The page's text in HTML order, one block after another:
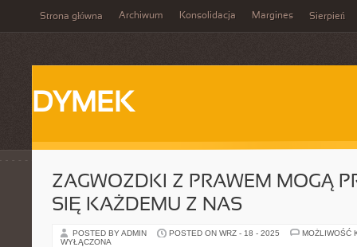
Strona główna Archiwum Konsolidacja Margines Sierpień
DYMEK
ZAGWOZDKI Z PRAWEM MOGĄ
SIĘ KAŻDEMU Z NAS
POSTED BY ADMIN POSTED ON WRZ - 18 - 2025
MOŻLIWOŚĆ
WYŁĄCZONA